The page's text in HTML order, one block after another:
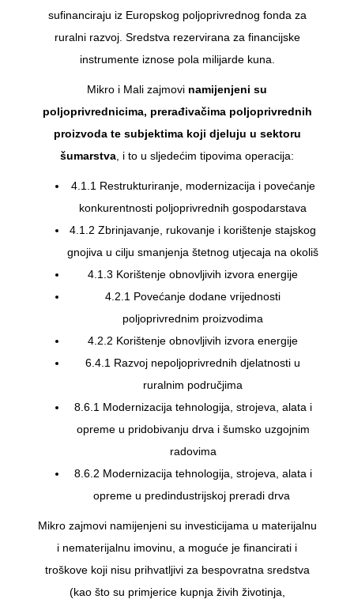
sufinanciraju iz Europskog poljoprivrednog fonda za
ruralni razvoj. Sredstva rezervirana za financijske
instrumente iznose pola milijarde kuna.
Mikro i Mali zajmovi namijenjeni su
poljoprivrednicima, prerađivačima poljoprivrednih
proizvoda te subjektima koji djeluju u sektoru
šumarstva , i to u sljedećim tipovima operacija:
4.1.1 Restrukturiranje, modernizacija i povećanje
konkurentnosti poljoprivrednih gospodarstava
4.1.2 Zbrinjavanje, rukovanje i korištenje stajskog
gnojiva u cilju smanjenja štetnog utjecaja na okoliš
4.1.3 Korištenje obnovljivih izvora energije
4.2.1 Povećanje dodane vrijednosti
poljoprivrednim proizvodima
4.2.2 Korištenje obnovljivih izvora energije
6.4.1 Razvoj nepoljoprivrednih djelatnosti u
ruralnim područjima
8.6.1 Modernizacija tehnologija, strojeva, alata i
opreme u pridobivanju drva i šumsko uzgojnim
radovima
8.6.2 Modernizacija tehnologija, strojeva, alata i
opreme u predindustrijskoj preradi drva
Mikro zajmovi namijenjeni su investicijama u materijalnu
i nematerijalnu imovinu, a moguće je financirati i
troškove koji nisu prihvatljivi za bespovratna sredstva
(kao što su primjerice kupnja živih životinja,